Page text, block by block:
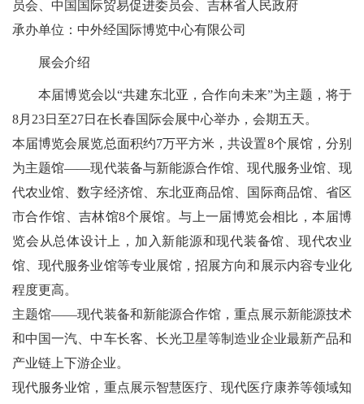
员会、中国国际贸易促进委员会、吉林省人民政府
承办单位：中外经国际博览中心有限公司
展会介绍
本届博览会以“共建东北亚，合作向未来”为主题，将于
8月23日至27日在长春国际会展中心举办，会期五天。
本届博览会展览总面积约7万平方米，共设置8个展馆，分别
为主题馆——现代装备与新能源合作馆、现代服务业馆、现
代农业馆、数字经济馆、东北亚商品馆、国际商品馆、省区
市合作馆、吉林馆8个展馆。与上一届博览会相比，本届博
览会从总体设计上，加入新能源和现代装备馆、现代农业
馆、现代服务业馆等专业展馆，招展方向和展示内容专业化
程度更高。
主题馆——现代装备和新能源合作馆，重点展示新能源技术
和中国一汽、中车长客、长光卫星等制造业企业最新产品和
产业链上下游企业。
现代服务业馆，重点展示智慧医疗、现代医疗康养等领域知